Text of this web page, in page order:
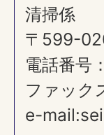
清掃係
〒599-
電話番号
ファッ
e-